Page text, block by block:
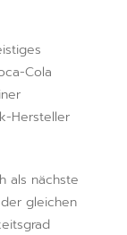
Cola
Hersteller
als nächste
gleichen